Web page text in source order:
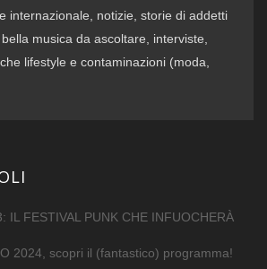
internazionale, notizie, storie di addetti
musica da ascoltare, interviste,
lifestyle e contaminazioni (moda,
IL FESTIVAL PUNK CHE INFUOCHERÀ
2024, scopri il (fantastico) programma!